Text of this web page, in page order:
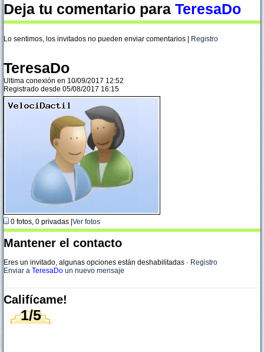
Deja tu comentario para TeresaDo
Lo sentimos, los invitados no pueden enviar comentarios | Registro
TeresaDo
Ultima conexión en 10/09/2017 12:52
Registrado desde 05/08/2017 16:15
0 fotos, 0 privadas | Ver fotos
Mantener el contacto
Eres un invitado, algunas opciones están deshabilitadas · Registro
Enviar a TeresaDo un nuevo mensaje
Califícame!
1/5